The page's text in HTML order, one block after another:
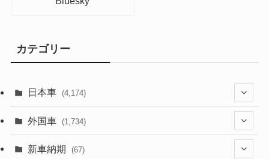
カテゴリー
日本車 (4,174)
(1,321)
(329)
外国車 (1,734)
新車納期 (67)